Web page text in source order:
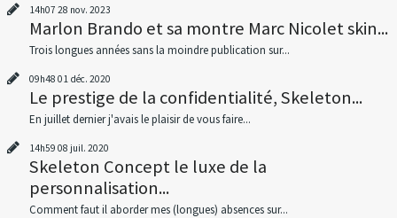
14h07 28 nov. 2023
Marlon Brando et sa montre Marc Nicolet skin...
Trois longues années sans la moindre publication sur...
09h48 01 déc. 2020
Le prestige de la confidentialité, Skeleton...
En juillet dernier j'avais le plaisir de vous faire...
14h59 08 juil. 2020
Skeleton Concept le luxe de la
personnalisation...
Comment faut il aborder mes (longues) absences sur...